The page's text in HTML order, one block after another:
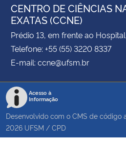
CENTRO DE CIÊNCIAS
EXATAS (CCNE)
Prédio 13, em frente ao
Telefone: +55 (55) 3220 8337
E-mail: ccne@ufsm.br
Acesso à
Informação
Desenvolvido com o CMS de código
2026 UFSM / CPD